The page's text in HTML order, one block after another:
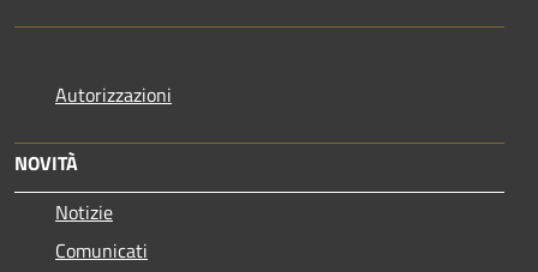
Autorizzazioni
NOVITÀ
Notizie
Comunicati